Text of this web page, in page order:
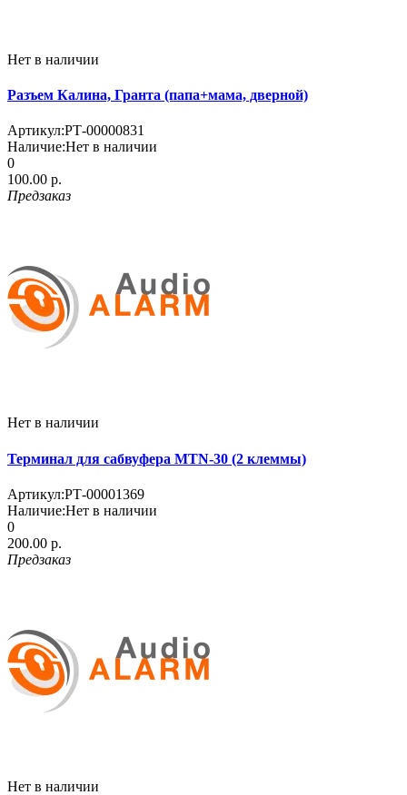
Нет в наличии
Разъем Калина, Гранта (папа+мама, дверной)
Артикул:РТ-00000831
Наличие:Нет в наличии
0
100.00 р.
Предзаказ
Нет в наличии
Терминал для сабвуфера MTN-30 (2 клеммы)
Артикул:РТ-00001369
Наличие:Нет в наличии
0
200.00 р.
Предзаказ
Нет в наличии